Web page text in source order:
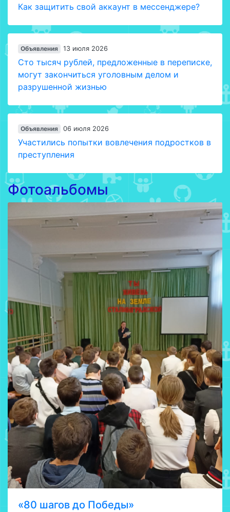
Как защитить свой аккаунт в мессенджере?
Объявления 13 июля 2026
Сто тысяч рублей, предложенные в переписке,
могут закончиться уголовным делом и
разрушенной жизнью
Объявления 06 июля 2026
Участились попытки вовлечения подростков в
преступления
Фотоальбомы
«80 шагов до Победы»